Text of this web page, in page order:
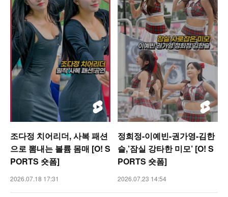
조다정 치어리더, 사복 패션
으로 뽐내는 볼륨 몸매 [O! S
PORTS 숏폼]
2026.07.18 17:31
정희정-이예빈-권가영-김한
슬,’잠실 강타한 미모’ [O! S
PORTS 숏폼]
2026.07.23 14:54